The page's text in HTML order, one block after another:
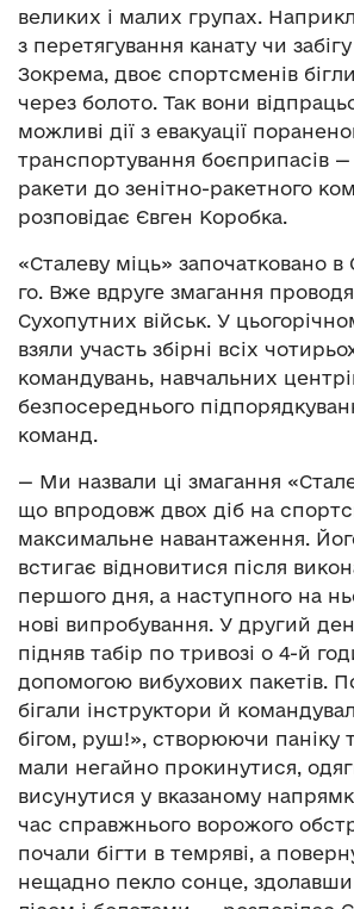
великих і малих групах.
з перетягування канату чи
Зокрема, двоє спортсменів
через болото. Так вони
можливі дії з евакуації
транспортування боєприпасів
ракети до зенітно-ракетного
розповідає Євген Коробка.
«Сталеву міць» започатковано в
го. Вже вдруге змагання
Сухопутних військ. У
взяли участь збірні всіх
командувань, навчальних
безпосереднього
команд.
— Ми назвали ці змагання
що впродовж двох діб на
максимальне навантаження.
встигає відновитися після
першого дня, а наступного на
нові випробування. У другий
підняв табір по тривозі о 4-й
допомогою вибухових пакетів.
бігали інструктори й
бігом, руш!», створюючи паніку
мали негайно прокинутися,
висунутися у вказаному
час справжнього ворожого
почали бігти в темряві, а
нещадно пекло сонце, здолавши